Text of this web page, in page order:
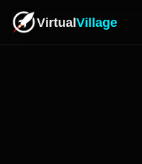
VirtualVillage